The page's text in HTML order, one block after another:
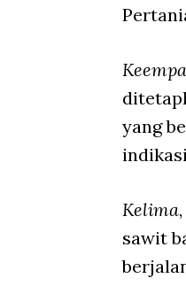
yang
Kelima
sawit